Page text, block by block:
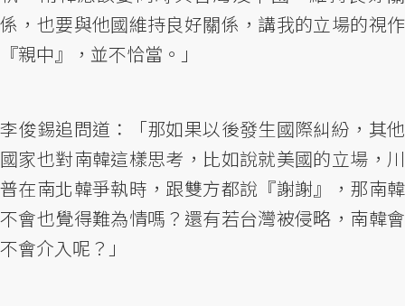
係，也要與他國維持良好關係，講我的立場的視作
『親中』，並不恰當。」
李俊錫追問道：「那如果以後發生國際糾紛，其他
國家也對南韓這樣思考，比如說就美國的立場，川
普在南北韓爭執時，跟雙方都說『謝謝』，那南韓
不會也覺得難為情嗎？還有若台灣被侵略，南韓會
不會介入呢？」